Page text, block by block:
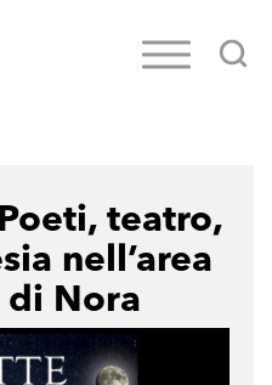
teatro,
nell’area
di Nora